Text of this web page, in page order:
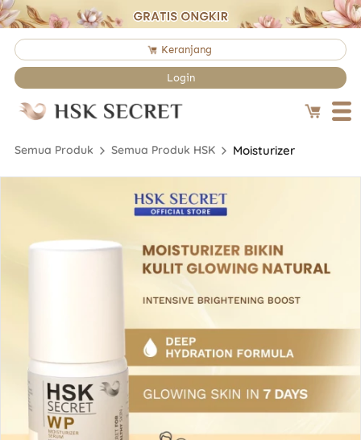
` Keranjang
`Login
Semua Produk Semua Produk HSK Moisturizer